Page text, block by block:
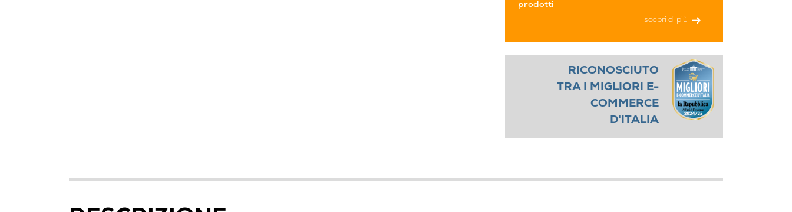
prodotti
scopri di più
RICONOSCIUTO
TRA I MIGLIORI E-
COMMERCE
D'ITALIA